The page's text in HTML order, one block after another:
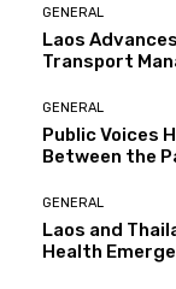
GENERAL
Laos
Transport
GENERAL
Public Voices
Between the
GENERAL
Laos and
Health